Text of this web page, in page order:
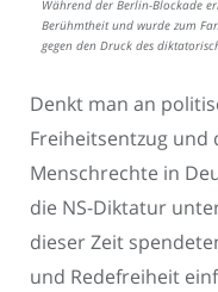
Während der Berlin-Blockade
Berühmtheit und wurde zum
gegen den Druck des
Denkt man an
Freiheitsentzug und
Menschrechte in
die NS-Diktatur
dieser Zeit
und Redefreiheit